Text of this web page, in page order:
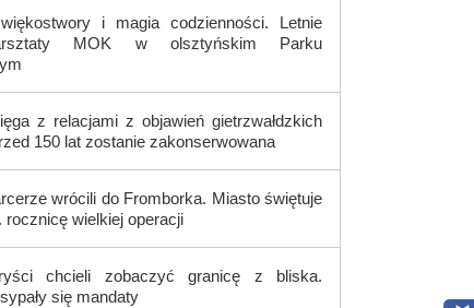
i magia codzienności. Letnie
MOK w olsztyńskim Parku
z relacjami z objawień gietrzwałdzkich
150 lat zostanie zakonserwowana
wrócili do Fromborka. Miasto świętuje
rocznicę wielkiej operacji
chcieli zobaczyć granicę z bliska.
się mandaty